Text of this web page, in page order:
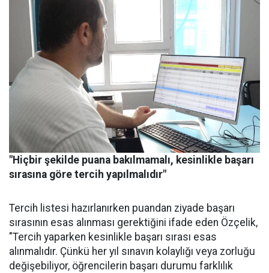
"Hiçbir şekilde puana bakılmamalı, kesinlikle başarı
sırasına göre tercih yapılmalıdır"
Tercih listesi hazırlanırken puandan ziyade başarı
sırasının esas alınması gerektiğini ifade eden Özçelik,
"Tercih yaparken kesinlikle başarı sırası esas
alınmalıdır. Çünkü her yıl sınavın kolaylığı veya zorluğu
değişebiliyor, öğrencilerin başarı durumu farklılık